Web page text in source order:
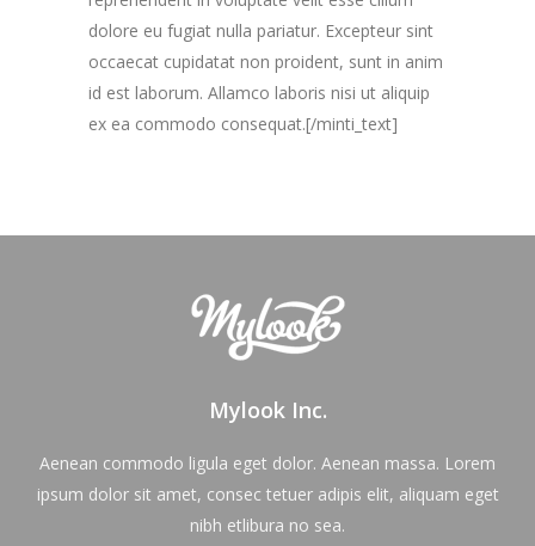
dolore eu fugiat nulla pariatur. Excepteur sint
occaecat cupidatat non proident, sunt in anim
id est laborum. Allamco laboris nisi ut aliquip
ex ea commodo consequat.[/minti_text]
Mylook Inc.
Aenean commodo ligula eget dolor. Aenean massa. Lorem
ipsum dolor sit amet, consec tetuer adipis elit, aliquam eget
nibh etlibura no sea.